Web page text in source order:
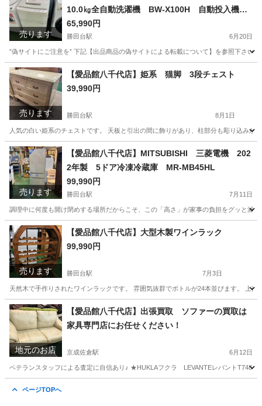
売ります
10.0㎏全自動洗濯機 BW-X100H 自動投入機能
付き
65,990円
勝田台駅 6月20日
”偽サイトにご注意を” 下記【出品商品の偽サイトによる転載について】を参照下さ
千葉 八千代市 勝田台駅 生活家電 商品
売ります
【愛品館八千代店】姫系 猫脚 3段チェスト
39,990円
勝田台駅 8月1日
人気の白い姫系のチェストです。 天板と引出の間に飾りがあり、柱部分も彫り込み
千葉 八千代市 勝田台駅 収納家具
売ります
【愛品館八千代店】MITSUBISHI 三菱電機 202
2年製 5ドア冷凍冷蔵庫 MR-MB45HL
99,990円
勝田台駅 7月11日
調理中に何度も開け閉めする場所だからこそ、この「高さ」が家事の負担をグッと減
千葉 八千代市 勝田台駅 キッチン家電
売ります
【愛品館八千代店】大型木製ワインラック
99,990円
勝田台駅 7月3日
天然木で手作りされたワインラックです。 雰囲気抜群でボトルが24本並びます。 上
千葉 八千代市 勝田台駅 収納家具 千葉
千葉ニュータウン中央駅 収納家具 商品
地元のお店
【愛品館八千代店】出張買取 ソファーの買取は
家具専門店にお任せください！
京成佐倉駅 6月12日
ベテランスタッフによる査定に自信あり♪ ★HUKLAフクラ LEVANTEレバントT748
ページTOPへ